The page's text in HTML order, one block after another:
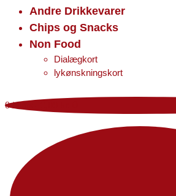
Andre Drikkevarer
Chips og Snacks
Non Food
Dialægkort
lykønskningskort
0 items